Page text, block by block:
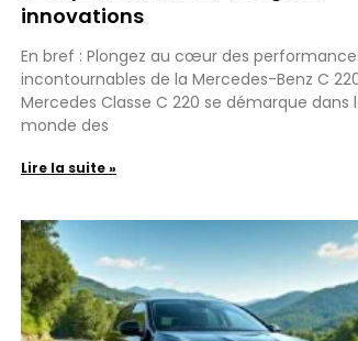
innovations
En bref : Plongez au cœur des
incontournables de la Mercedes-Benz C
Mercedes Classe C 220 se démarque dans
monde des
Lire la suite »